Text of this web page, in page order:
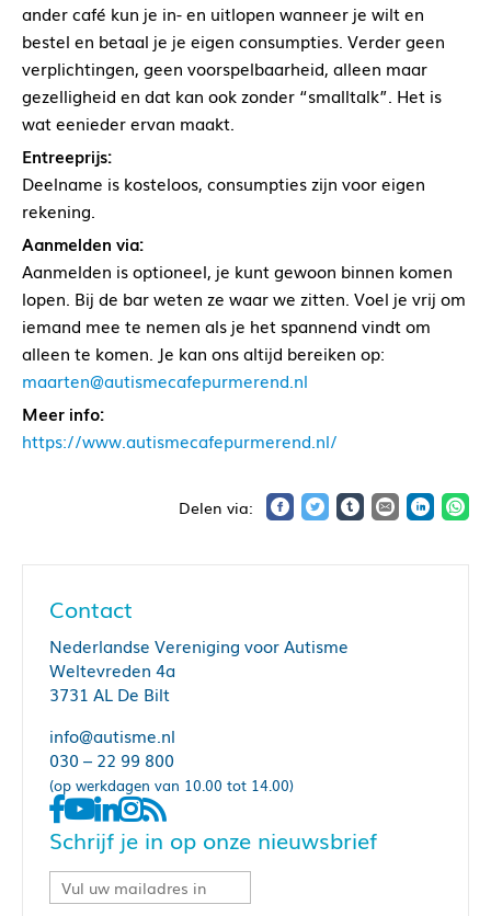
ander café kun je in- en uitlopen wanneer je wilt en
bestel en betaal je je eigen consumpties. Verder geen
verplichtingen, geen voorspelbaarheid, alleen maar
gezelligheid en dat kan ook zonder “smalltalk”. Het is
wat eenieder ervan maakt.
Entreeprijs:
Deelname is kosteloos, consumpties zijn voor eigen
rekening.
Aanmelden via:
Aanmelden is optioneel, je kunt gewoon binnen komen
lopen. Bij de bar weten ze waar we zitten. Voel je vrij om
iemand mee te nemen als je het spannend vindt om
alleen te komen. Je kan ons altijd bereiken op:
maarten@autismecafepurmerend.nl
Meer info:
https://www.autismecafepurmerend.nl/
Contact
Nederlandse Vereniging voor Autisme
Weltevreden 4a
3731 AL De Bilt
info@autisme.nl
030 – 22 99 800
(op werkdagen van 10.00 tot 14.00)
Schrijf je in op onze nieuwsbrief